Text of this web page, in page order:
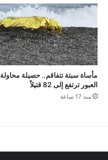
مأساة سبتة تتفاقم.. حصيلة محاولة
العبور ترتفع إلى 82 قتيلاً
منذ 17 ساعة